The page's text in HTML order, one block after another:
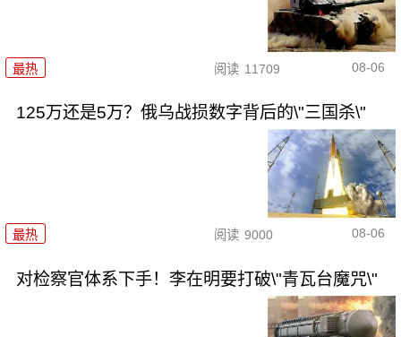
最热 阅读 11709 08-06
125万还是5万？俄乌战损数字背后的\"三国杀\"
最热 阅读 9000 08-06
对检察官体系下手！李在明要打破\"青瓦台魔咒\"